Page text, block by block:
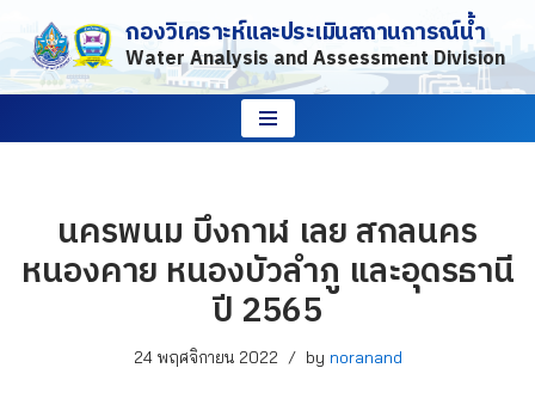
Skip
to
กองวิเคราะห์และประเมินสถานการณ์น้ำ
Water Analysis and Assessment Division
นครพนม บึงกาฬ เลย สกลนคร
หนองคาย หนองบัวลำภู และอุดรธานี
ปี 2565
24 พฤศจิกายน 2022 by noranand